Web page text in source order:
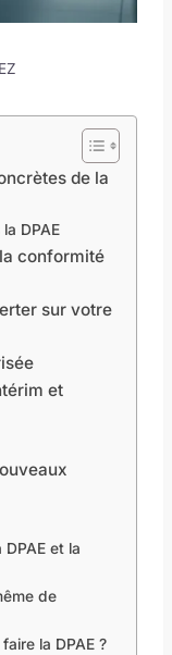
de la
DPAE
conformité
sur votre
et
et la
de
la DPAE ?